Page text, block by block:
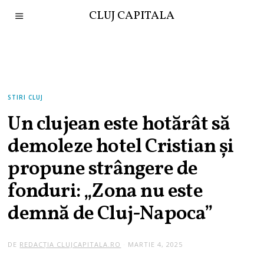
CLUJ CAPITALA
STIRI CLUJ
Un clujean este hotărât să
demoleze hotel Cristian și
propune strângere de
fonduri: „Zona nu este
demnă de Cluj-Napoca”
DE REDACȚIA CLUJCAPITALA.RO MARTIE 4, 2025